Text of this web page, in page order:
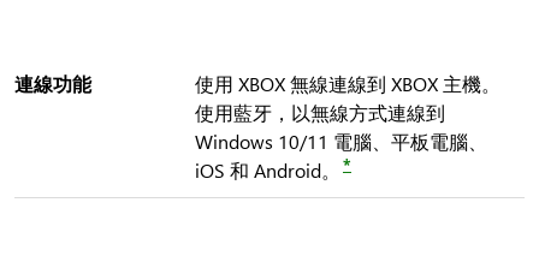
連線功能
使用 XBOX 無線連線到 XBOX 主機。
使用藍牙，以無線方式連線到
Windows 10/11 電腦、平板電腦、
iOS 和 Android。
*